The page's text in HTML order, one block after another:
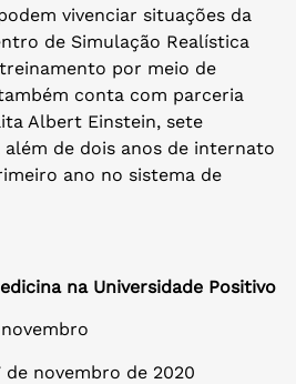
vivenciar situações da
de Simulação Realística
por meio de
conta com parceria
Albert Einstein, sete
de dois anos de internato
ano no sistema de
na Universidade Positivo
novembro de 2020